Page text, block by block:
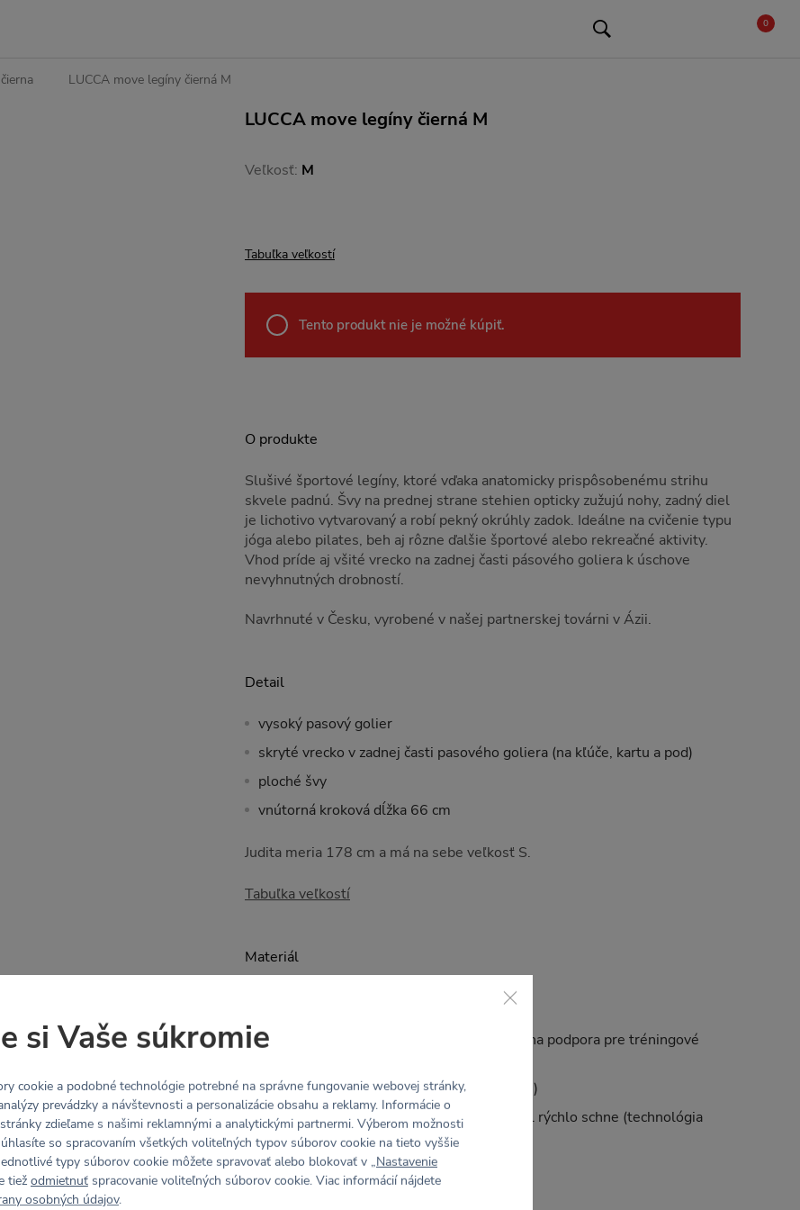
0
LUCCA move legíny čierná M
LUCCA move legíny čierná M
Veľkosť: M
Tabuľka veľkostí
Tento produkt nie je možné kúpiť.
O produkte
Slušivé športové legíny, ktoré vďaka anatomicky prispôsobenému strihu
skvele padnú. Švy na prednej strane stehien opticky zužujú nohy, zadný diel
je lichotivo vytvarovaný a robí pekný okrúhly zadok. Ideálne na cvičenie typu
jóga alebo pilates, beh aj rôzne ďalšie športové alebo rekreačné aktivity.
Vhod príde aj všité vrecko na zadnej časti pásového goliera k úschove
nevyhnutných drobností.
Navrhnuté v Česku, vyrobené v našej partnerskej továrni v Ázii.
Detail
vysoký pasový golier
skryté vrecko v zadnej časti pasového goliera (na kľúče, kartu a pod)
ploché švy
vnútorná kroková dĺžka 66 cm
Judita meria 178 cm a má na sebe veľkosť S.
Tabuľka veľkostí
Materiál
jemný, hladký a chladivý na dotyk, optimálna podpora pre tréningové
elastický všetkými smermi (4-Way Stretch)
odvádza pot a vlhkosť od tela von, materiál rýchlo schne (technológia
Wicking finish)
si Vaše súkromie
cookie a podobné technológie potrebné na správne fungovanie webovej stránky,
prevádzky a návštevnosti a personalizácie obsahu a reklamy. Informácie o
zdieľame s našimi reklamnými a analytickými partnermi. Výberom možnosti
so spracovaním všetkých voliteľných typov súborov cookie na tieto vyššie
typy súborov cookie môžete spravovať alebo blokovať v „Nastavenie
tiež odmietnuť spracovanie voliteľných súborov cookie. Viac informácií nájdete
osobných údajov.